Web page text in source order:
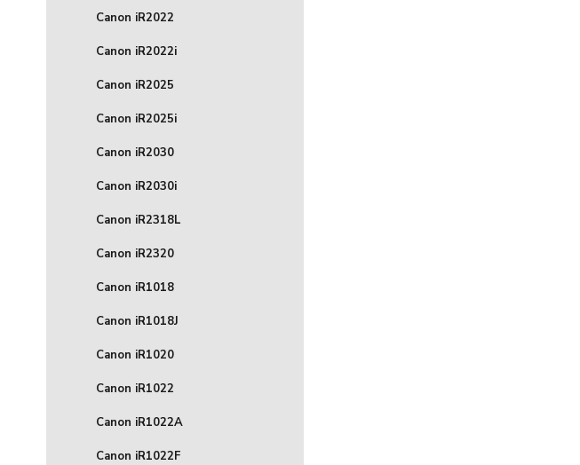
Canon iR2022
Canon iR2022i
Canon iR2025
Canon iR2025i
Canon iR2030
Canon iR2030i
Canon iR2318L
Canon iR2320
Canon iR1018
Canon iR1018J
Canon iR1020
Canon iR1022
Canon iR1022A
Canon iR1022F